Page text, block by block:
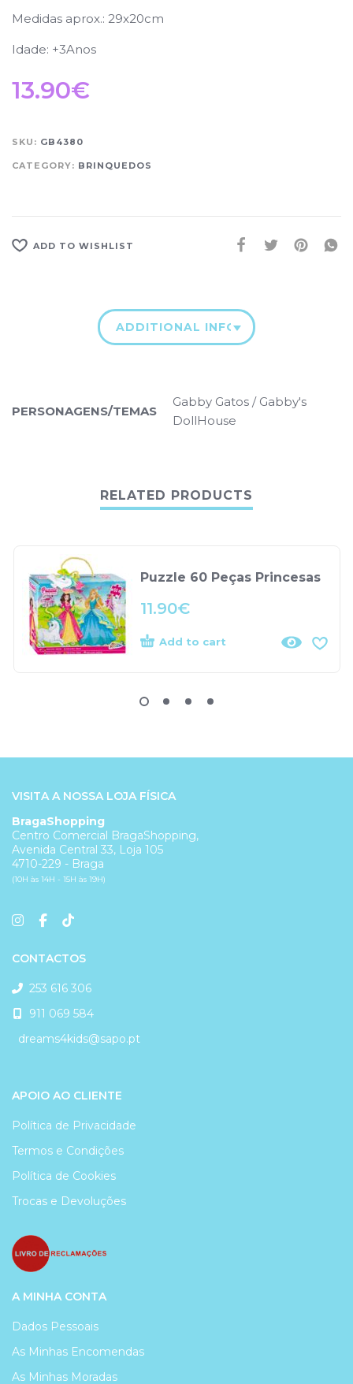
Medidas aprox.: 29x20cm
Idade: +3Anos
13.90€
SKU: GB4380
CATEGORY: BRINQUEDOS
ADD TO WISHLIST
ADDITIONAL INFORMATION
PERSONAGENS/TEMAS
Gabby Gatos / Gabby's
DollHouse
RELATED PRODUCTS
Puzzle 60 Peças Princesas
11.90€
Add to cart
VISITA A NOSSA LOJA FÍSICA
BragaShopping
Centro Comercial BragaShopping,
Avenida Central 33, Loja 105
4710-229 - Braga
(10H às 14H - 15H às 19H)
CONTACTOS
253 616 306
911 069 584
dreams4kids@sapo.pt
APOIO AO CLIENTE
Política de Privacidade
Termos e Condições
Política de Cookies
Trocas e Devoluções
A MINHA CONTA
Dados Pessoais
As Minhas Encomendas
As Minhas Moradas